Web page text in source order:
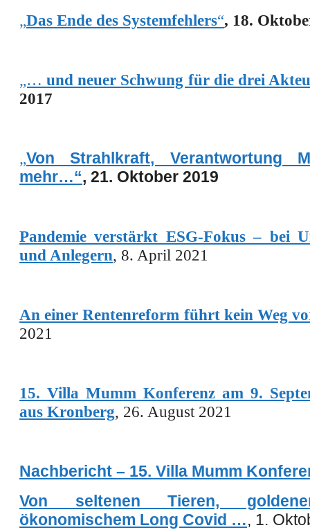
„Das Ende des Systemfehlers“, 18.
„…und neuer Schwung für die drei
2017
„Von Strahlkraft, Verantwortung
mehr…“, 21. Oktober 2019
Pandemie verstärkt ESG-Fokus – bei
und Anlegern, 8. April 2021
An einer Rentenreform führt kein Weg
2021
15. Villa Mumm Konferenz am 9.
aus Kronberg, 26. August 2021
Nachbericht – 15. Villa Mumm
Von seltenen Tieren,
ökonomischem Long Covid …, 1.